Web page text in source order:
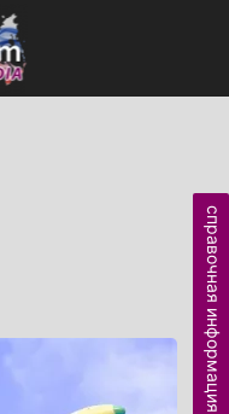
справочная информация